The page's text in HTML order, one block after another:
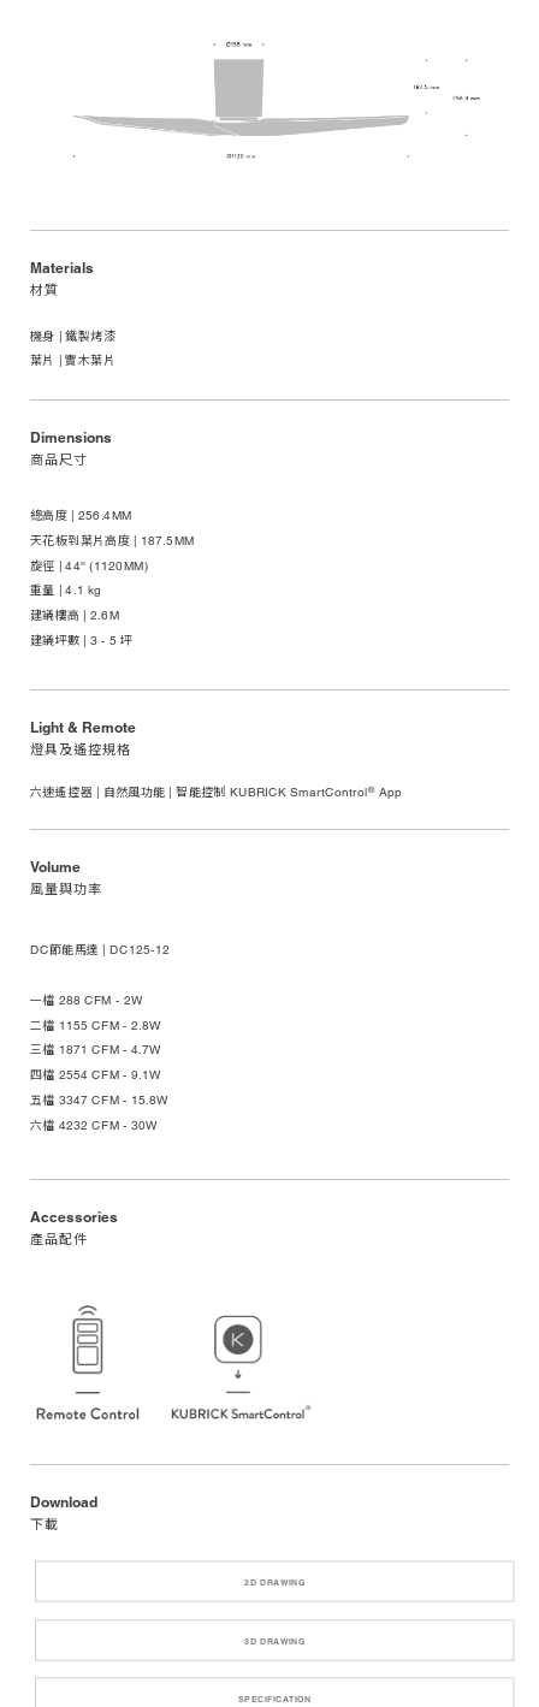
Materials
材質
機身 | 鐵製烤漆
葉片 | 實木葉片
Dimensions
商品尺寸
總高度 | 256.4MM
天花板到葉片高度 | 187.5MM
旋徑 | 44'' (1120MM)
重量 | 4.1 kg
建議樓高 | 2.6M
建議坪數 | 3 - 5 坪
Light & Remote
燈具及遙控規格
六速遙控器 | 自然風功能 | 智能控制 KUBRICK SmartControl ® App
Volume
風量與功率
DC節能馬達 | DC125-12
一檔 288 CFM - 2W
二檔 1155 CFM - 2.8W
三檔 1871 CFM - 4.7W
四檔 2554 CFM - 9.1W
五檔 3347 CFM - 15.8W
六檔 4232 CFM - 30W
Accessories
產品配件
Download
下載
2D DRAWING
3D DRAWING
SPECIFICATION